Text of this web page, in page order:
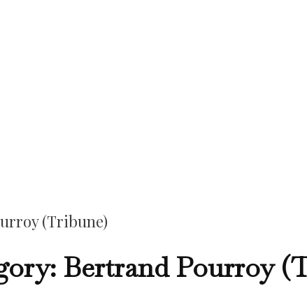
(Tribune)
Bertrand Pourroy